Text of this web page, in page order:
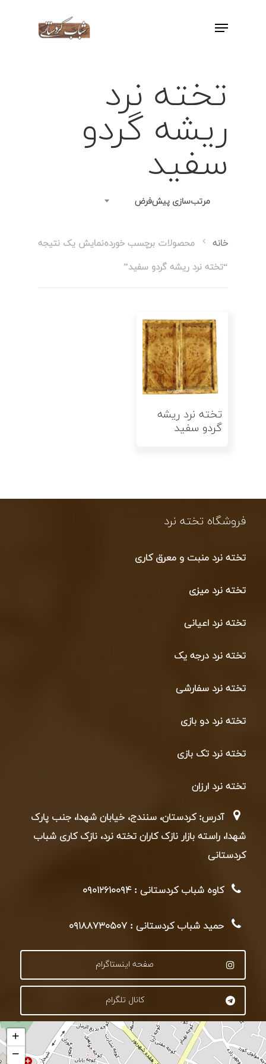
تخته نرد
ریشه گردو
سفید
مرتب‌سازی پیش‌فرض
نمایش یک نتیجه خانه
محصولات برچسب خورده
“تخته نرد ریشه گردو سفید”
اطلاعات بیشتر
تخته نرد ریشه
گردو سفید
فروشگاه تخته نرد
تخته نرد منبت و معرق کاری
تخته نرد میزی
تخته نرد اعیانی
تخته نرد درجه یک
تخته نرد سفارشی
تخته نرد دو بازی
تخته نرد تک بازی
تخته نرد ارزان
آدرس: کردستان، سنندج، خیابان شهدا، جنب پارک
شهدا، راسته بازار نازک کاران تخته نرد، نازک کاری شباب
کردستانی
کاوه شباب کردستانی : ۰۹۰۱۲۶۱۰۰۹۴
حمید شباب کردستانی : ۰۹۱۸۸۷۳۰۵۰۷
صفحه اینستاگرام
کانال تلگرام
+
−